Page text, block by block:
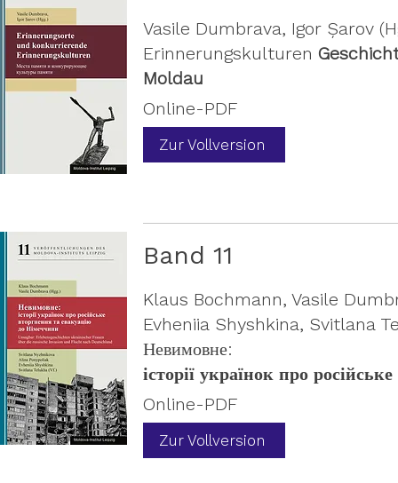
Vasile Dumbrava, Igor Șarov
Erinnerungskulturen
Moldau
Online-PDF
Zur Vollversion
Band 11
Klaus Bochmann, Vasile
Evheniia Shyshkina, Svitlana
Невимовне:
історії українок про
Online-PDF
Zur Vollversion